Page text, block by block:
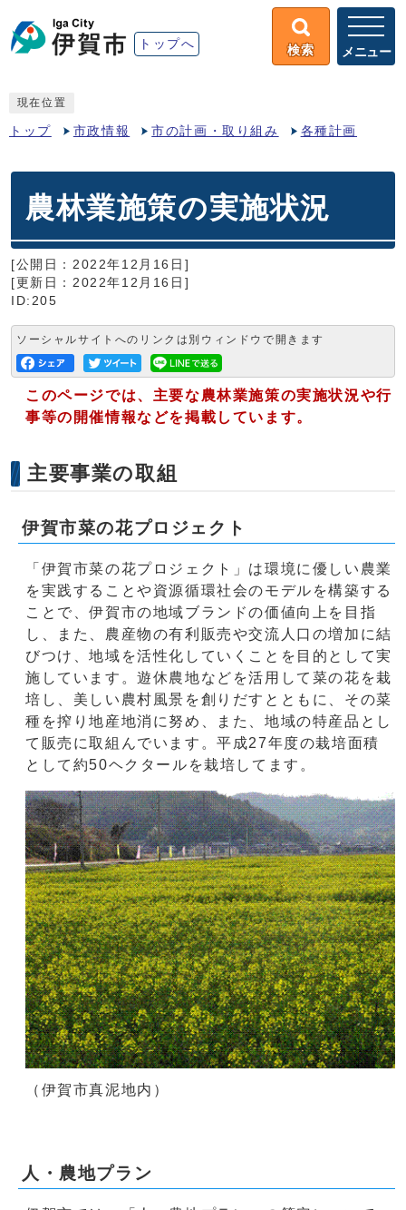
トップへ 検索 メニュー
現在位置
トップ 市政情報 市の計画・取り組み 各種計画
農林業施策の実施状況
[公開日：2022年12月16日]
[更新日：2022年12月16日]
ID:205
ソーシャルサイトへのリンクは別ウィンドウで開きます
このページでは、主要な農林業施策の実施状況や行
事等の開催情報などを掲載しています。
主要事業の取組
伊賀市菜の花プロジェクト
「伊賀市菜の花プロジェクト」は環境に優しい農業
を実践することや資源循環社会のモデルを構築する
ことで、伊賀市の地域ブランドの価値向上を目指
し、また、農産物の有利販売や交流人口の増加に結
びつけ、地域を活性化していくことを目的として実
施しています。遊休農地などを活用して菜の花を栽
培し、美しい農村風景を創りだすとともに、その菜
種を搾り地産地消に努め、また、地域の特産品とし
て販売に取組んでいます。平成27年度の栽培面積
として約50ヘクタールを栽培してます。
（伊賀市真泥地内）
人・農地プラン